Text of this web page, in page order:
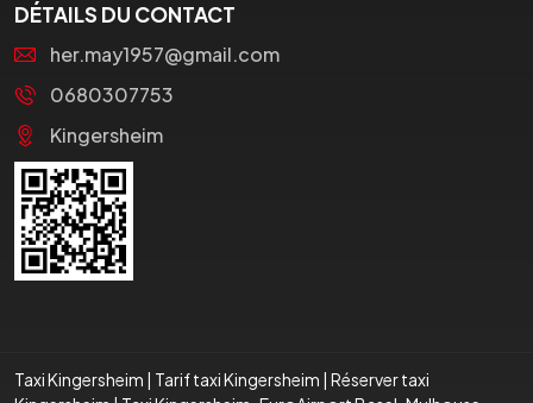
DÉTAILS DU CONTACT
her.may1957@gmail.com
0680307753
Kingersheim
Taxi Kingersheim | Tarif taxi Kingersheim | Réserver taxi